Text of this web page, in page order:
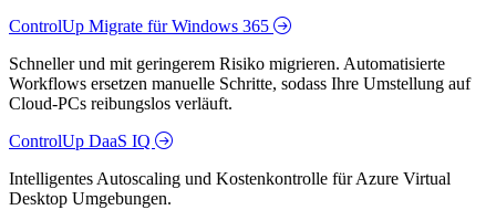
ControlUp Migrate für Windows 365
Schneller und mit geringerem Risiko migrieren. Automatisierte
Workflows ersetzen manuelle Schritte, sodass Ihre Umstellung auf
Cloud-PCs reibungslos verläuft.
ControlUp DaaS IQ
Intelligentes Autoscaling und Kostenkontrolle für Azure Virtual
Desktop Umgebungen.